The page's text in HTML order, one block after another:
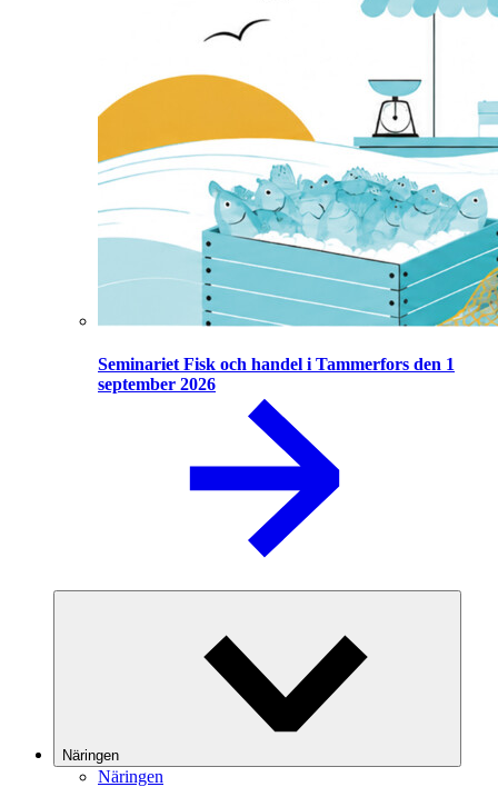
Seminariet Fisk och handel i Tammerfors den 1
september 2026
Näringen
Näringen